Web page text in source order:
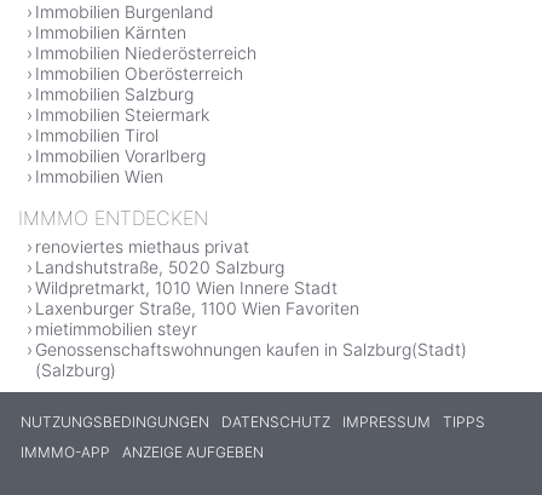
Immobilien Burgenland
Immobilien Kärnten
Immobilien Niederösterreich
Immobilien Oberösterreich
Immobilien Salzburg
Immobilien Steiermark
Immobilien Tirol
Immobilien Vorarlberg
Immobilien Wien
IMMMO ENTDECKEN
renoviertes miethaus privat
Landshutstraße, 5020 Salzburg
Wildpretmarkt, 1010 Wien Innere Stadt
Laxenburger Straße, 1100 Wien Favoriten
mietimmobilien steyr
Genossenschaftswohnungen kaufen in Salzburg(Stadt)
(Salzburg)
NUTZUNGSBEDINGUNGEN DATENSCHUTZ IMPRESSUM
TIPPS
IMMMO-APP
ANZEIGE AUFGEBEN